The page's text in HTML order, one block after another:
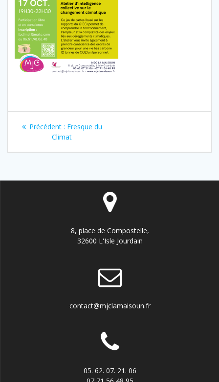
Navigation
Précédent : Article
précédent
Fresque du
Climat
8, place de Compostelle,
32600 L'Isle Jourdain
contact@mjclamaisoun.fr
05. 62. 07. 21. 06